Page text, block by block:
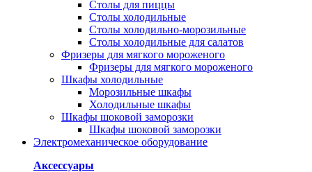
Столы для пиццы
Столы холодильные
Столы холодильно-морозильные
Столы холодильные для салатов
Фризеры для мягкого мороженого
Фризеры для мягкого мороженого
Шкафы холодильные
Mорозильные шкафы
Холодильные шкафы
Шкафы шоковой заморозки
Шкафы шоковой заморозки
Электромеханическое оборудование
Аксессуары